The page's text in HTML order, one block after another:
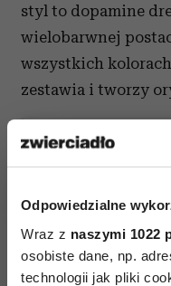
Odpowiedzialne
Wraz z naszymi 1022
osobiste dane, np.
technologii jak pliki
styl to dopamine
wielobarwnej
wszystkich kolorach
zestawia i tworzy